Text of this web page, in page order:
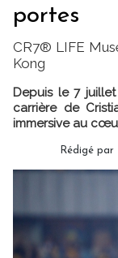
portes
CR7® LIFE
Kong
Depuis le 7
carrière de
immersive au
Rédigé par